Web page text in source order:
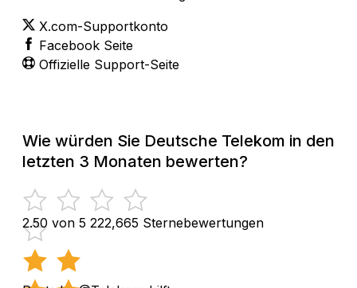
X.com-Supportkonto
Facebook Seite
Offizielle Support-Seite
Wie würden Sie Deutsche Telekom in den
letzten 3 Monaten bewerten?
2.50 von 5 222,665 Sternebewertungen